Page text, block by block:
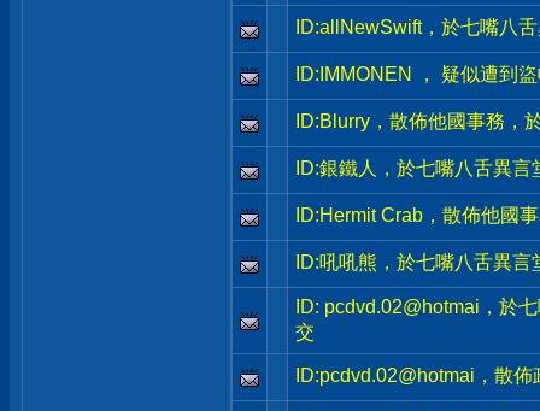
ID:allNewSwift，於七嘴八
ID:IMMONEN ， 疑似遭到
ID:Blurry，散佈他國事務，
ID:銀鐵人，於七嘴八舌異
ID:Hermit Crab，散佈他國
ID:吼吼熊，於七嘴八舌異
ID: pcdvd.02@hotmai，於
交
ID:pcdvd.02@hotmai，散